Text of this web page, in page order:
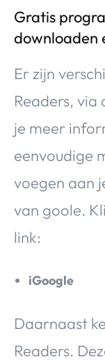
Gratis
downloaden
Er zijn
Readers, via
je meer
eenvoudige
voegen aan
van goole.
link:
iGoogle
Daarnaast
Readers.